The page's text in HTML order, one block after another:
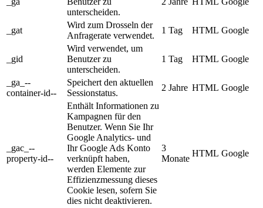
unterscheiden.
_gat
Wird zum Drosseln der
Anfragerate verwendet.
1 Tag HTML Google
_gid
Wird verwendet, um
Benutzer zu
unterscheiden.
1 Tag HTML Google
_ga_--
container-id--
Speichert den aktuellen
Sessionstatus.
2 Jahre HTML Google
_gac_--
property-id--
Enthält Informationen zu
Kampagnen für den
Benutzer. Wenn Sie Ihr
Google Analytics- und
Ihr Google Ads Konto
verknüpft haben,
werden Elemente zur
Effizienzmessung dieses
Cookie lesen, sofern Sie
dies nicht deaktivieren.
3
Monate
HTML Google